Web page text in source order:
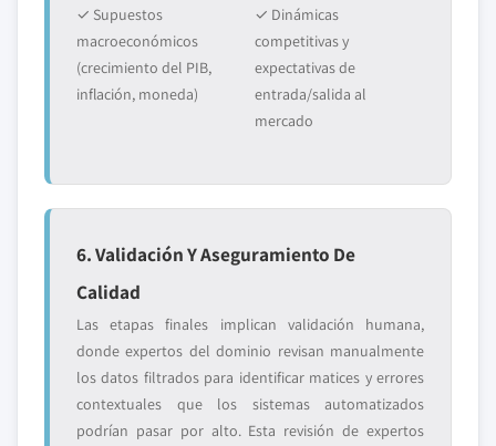
✓ Supuestos
macroeconómicos
(crecimiento del PIB,
inflación, moneda)
✓ Dinámicas
competitivas y
expectativas de
entrada/salida al
mercado
6. Validación Y Aseguramiento De
Calidad
Las etapas finales implican validación humana,
donde expertos del dominio revisan manualmente
los datos filtrados para identificar matices y errores
contextuales que los sistemas automatizados
podrían pasar por alto. Esta revisión de expertos